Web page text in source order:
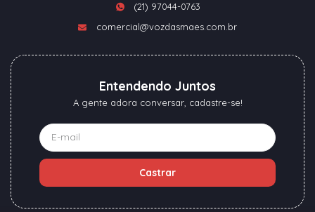
(21) 97044-0763
comercial@vozdasmaes.com.br
Entendendo Juntos
A gente adora conversar, cadastre-se!
Castrar